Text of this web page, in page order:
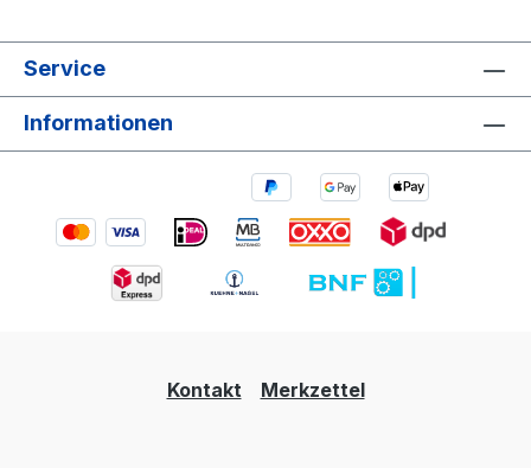
Service
Informationen
Kontakt Merkzettel